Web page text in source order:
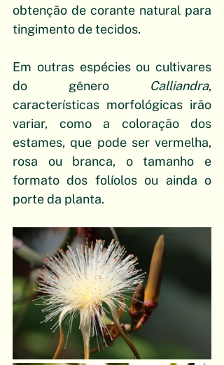
obtenção de corante natural para
tingimento de tecidos.
Em outras espécies ou cultivares
do gênero Calliandra,
características morfológicas irão
variar, como a coloração dos
estames, que pode ser vermelha,
rosa ou branca, o tamanho e
formato dos folíolos ou ainda o
porte da planta.